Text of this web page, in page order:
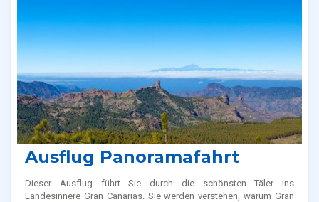
Ausflug Panoramafahrt
Dieser Ausflug führt Sie durch die schönsten Täler ins
Landesinnere Gran Canarias. Sie werden verstehen, warum Gran